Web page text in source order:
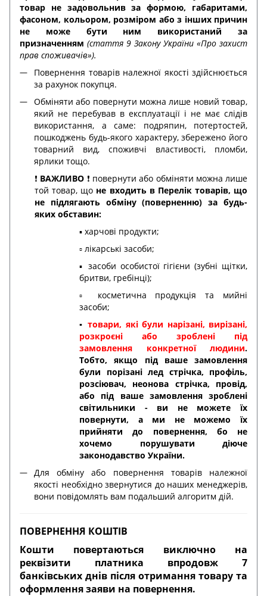
товар не задовольнив за формою, габаритами,
фасоном, кольором, розміром або з інших причин
не може бути ним використаний за
призначенням (стаття 9 Закону України «Про захист
прав споживачів»).
Повернення товарів належної якості здійснюється
за рахунок покупця.
Обміняти або повернути можна лише новий товар,
який не перебував в експлуатації і не має слідів
використання, а саме: подряпин, потертостей,
пошкоджень будь-якого характеру, збережено його
товарний вид, споживчі властивості, пломби,
ярлики тощо.
❗️ ВАЖЛИВО ❗️ повернути або обміняти можна лише
той товар, що не входить в Перелік товарів, що
не підлягають обміну (поверненню) за будь-
яких обставин:
▪️ харчові продукти;
▫️ лікарські засоби;
▪️ засоби особистої гігієни (зубні щітки,
бритви, гребінці);
▫️ косметична продукція та мийні
засоби;
▪️ товари, які були нарізані, вирізані,
розкроєні або зроблені під
замовлення конкретної людини.
Тобто, якщо під ваше замовлення
були порізані лед стрічка, профіль,
розсіювач, неонова стрічка, провід,
або під ваше замовлення зроблені
світильники - ви не можете їх
повернути, а ми не можемо їх
прийняти до повернення, бо не
хочемо порушувати діюче
законодавство України.
Для обміну або повернення товарів належної
якості необхідно звернутися до наших менеджерів,
вони повідомлять вам подальший алгоритм дій.
ПОВЕРНЕННЯ КОШТІВ
Кошти повертаються виключно на
реквізити платника впродовж 7
банківських днів після отримання товару та
оформлення заяви на повернення.